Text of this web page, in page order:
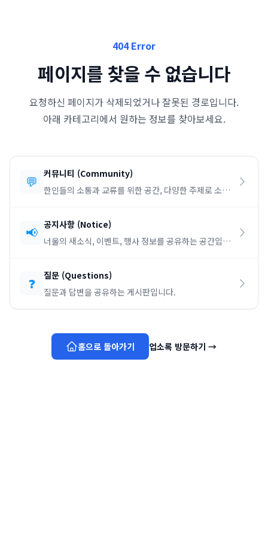
404 Error
페이지를 찾을 수 없습니다
요청하신 페이지가 삭제되었거나 잘못된 경로입니다.
아래 카테고리에서 원하는 정보를 찾아보세요.
💬 커뮤니티 (Community)
한인들의 소통과 교류를 위한 공간, 다양한 주제로 소통
📢 공지사항 (Notice)
너울의 새소식, 이벤트, 행사 정보를 공유하는 공간입니
❓ 질문 (Questions)
질문과 답변을 공유하는 게시판입니다.
홈으로 돌아가기 업소록 방문하기 →